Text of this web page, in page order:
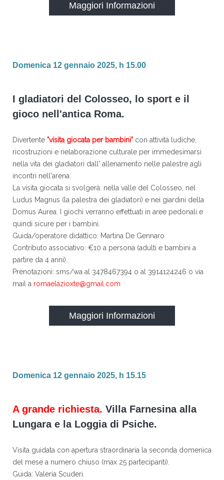
Maggiori Informazioni
Domenica 12 gennaio 2025, h 15.00
I gladiatori del Colosseo, lo sport e il
gioco nell'antica Roma.
Divertente "visita giocata per bambini" con attività ludiche,
ricostruzioni e rielaborazione culturale per immedesimarsi
nella vita dei gladiatori dall' allenamento nelle palestre agli
incontri nell'arena.
La visita giocata si svolgerà: nella valle del Colosseo, nel
Ludus Magnus (la palestra dei gladiatori) e nei giardini della
Domus Aurea. I giochi verranno effettuati in aree pedonali e
quindi sicure per i bambini.
Guida/operatore didattico: Martina De Gennaro
Contributo associativo: €10 a persona (adulti e bambini a
partire da 4 anni).
Prenotazioni: sms/wa al 3478467394 o al 3914124246 o via
mail a romaelazioxte@gmail.com
Maggiori Informazioni
Domenica 12 gennaio 2025, h 15.15
A grande richiesta. Villa Farnesina alla
Lungara e la Loggia di Psiche.
Visita guidata con apertura straordinaria la seconda domenica
del mese a numero chiuso (max 25 partecipanti).
Guida: Valeria Scuderi.